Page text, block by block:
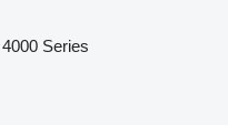
4000 Series